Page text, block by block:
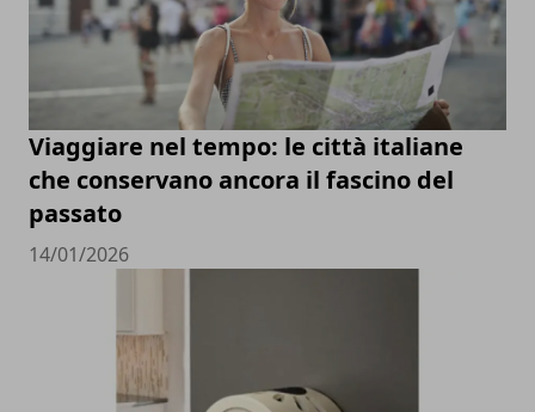
Viaggiare nel tempo: le città italiane
che conservano ancora il fascino del
passato
14/01/2026